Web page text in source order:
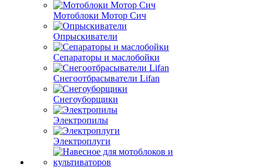
Мотоблоки Мотор Сич
Опрыскиватели
Сепараторы и маслобойки
Снегоотбрасыватели Lifan
Снегоуборщики
Электропилы
Электроплуги